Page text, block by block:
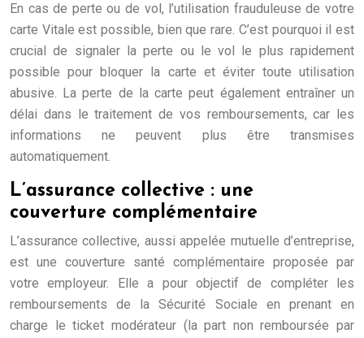
En cas de perte ou de vol, l’utilisation frauduleuse de votre
carte Vitale est possible, bien que rare. C’est pourquoi il est
crucial de signaler la perte ou le vol le plus rapidement
possible pour bloquer la carte et éviter toute utilisation
abusive. La perte de la carte peut également entraîner un
délai dans le traitement de vos remboursements, car les
informations ne peuvent plus être transmises
automatiquement.
L’assurance collective : une
couverture complémentaire
L’assurance collective, aussi appelée mutuelle d’entreprise,
est une couverture santé complémentaire proposée par
votre employeur. Elle a pour objectif de compléter les
remboursements de la Sécurité Sociale en prenant en
charge le ticket modérateur (la part non remboursée par